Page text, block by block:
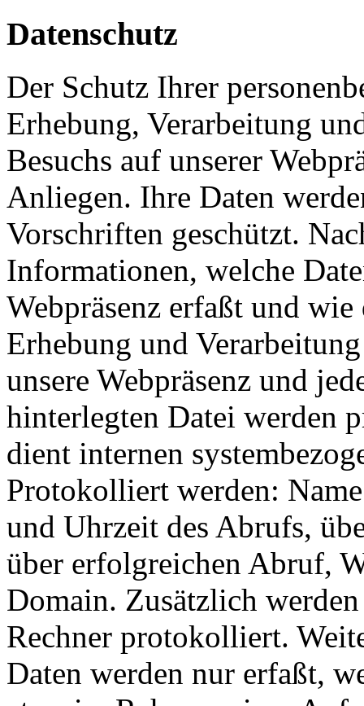
Datenschutz
Der Schutz Ihrer
Erhebung, Verarbeitung
Besuchs auf unserer
Anliegen. Ihre Daten
Vorschriften geschützt.
Informationen, welche
Webpräsenz erfaßt und
Erhebung und
unsere Webpräsenz und
hinterlegten Datei werden
dient internen
Protokolliert werden:
und Uhrzeit des Abrufs,
über erfolgreichen Abruf,
Domain. Zusätzlich
Rechner protokolliert.
Daten werden nur erfaßt,